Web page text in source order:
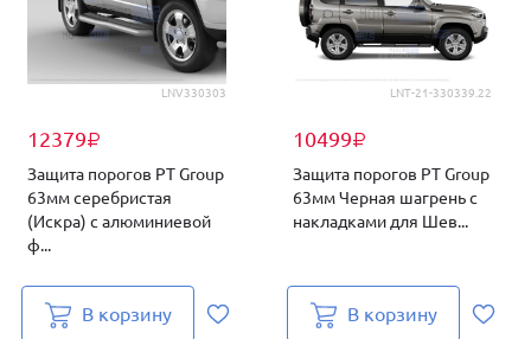
LNV330303
12379₽
Защита порогов PT Group
63мм серебристая
(Искра) с алюминиевой
ф...
В корзину
LNT-21-330339.22
10499₽
Защита порогов PT Group
63мм Черная шагрень с
накладками для Шев...
В корзину